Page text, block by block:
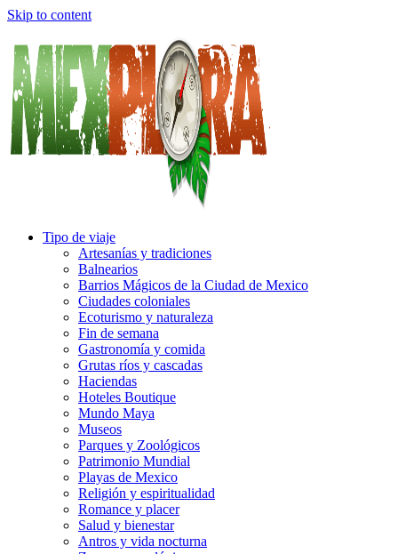
Skip to content
Tipo de viaje
Artesanías y tradiciones
Balnearios
Barrios Mágicos de la Ciudad de Mexico
Ciudades coloniales
Ecoturismo y naturaleza
Fin de semana
Gastronomía y comida
Grutas ríos y cascadas
Haciendas
Hoteles Boutique
Mundo Maya
Museos
Parques y Zoológicos
Patrimonio Mundial
Playas de Mexico
Religión y espiritualidad
Romance y placer
Salud y bienestar
Antros y vida nocturna